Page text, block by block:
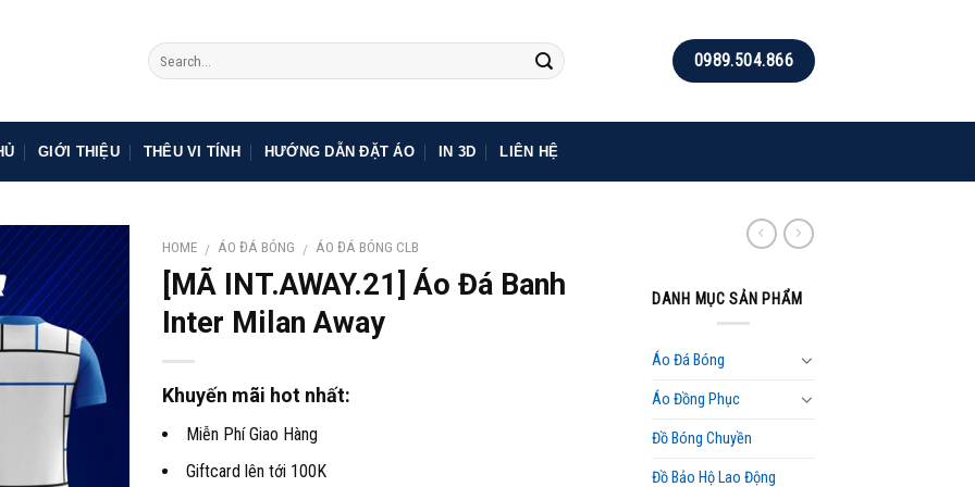
0989.504.866
GIỚI THIỆU THÊU VI TÍNH HƯỚNG DẪN ĐẶT ÁO IN 3D LIÊN HỆ
HOME / ÁO ĐÁ BÓNG / ÁO ĐÁ BÓNG CLB
[MÃ INT.AWAY.21] Áo Đá Banh
Inter Milan Away
Khuyến mãi hot nhất:
Miễn Phí Giao Hàng
Giftcard lên tới 100K
DANH MỤC SẢN PHẨM
Áo Đá Bóng
Áo Đồng Phục
Đồ Bóng Chuyền
Đồ Bảo Hộ Lao Động